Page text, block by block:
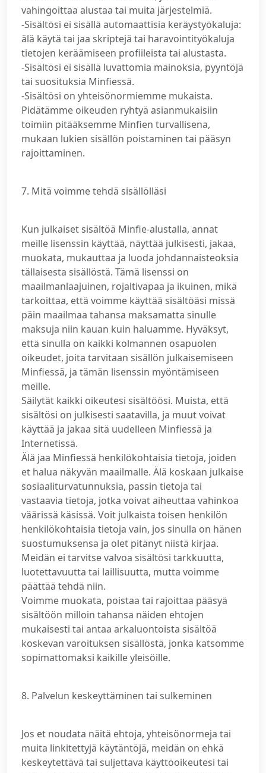
vahingoittaa alustaa tai muita järjestelmiä.
-Sisältösi ei sisällä automaattisia keräystyökaluja:
älä käytä tai jaa skriptejä tai haravointityökaluja
tietojen keräämiseen profiileista tai alustasta.
-Sisältösi ei sisällä luvattomia mainoksia, pyyntöjä
tai suosituksia Minfiessä.
-Sisältösi on yhteisönormiemme mukaista.
Pidätämme oikeuden ryhtyä asianmukaisiin
toimiin pitääksemme Minfien turvallisena,
mukaan lukien sisällön poistaminen tai pääsyn
rajoittaminen.
7. Mitä voimme tehdä sisällölläsi
Kun julkaiset sisältöä Minfie-alustalla, annat
meille lisenssin käyttää, näyttää julkisesti, jakaa,
muokata, mukauttaa ja luoda johdannaisteoksia
tällaisesta sisällöstä. Tämä lisenssi on
maailmanlaajuinen, rojaltivapaa ja ikuinen, mikä
tarkoittaa, että voimme käyttää sisältöäsi missä
päin maailmaa tahansa maksamatta sinulle
maksuja niin kauan kuin haluamme. Hyväksyt,
että sinulla on kaikki kolmannen osapuolen
oikeudet, joita tarvitaan sisällön julkaisemiseen
Minfiessä, ja tämän lisenssin myöntämiseen
meille.
Säilytät kaikki oikeutesi sisältöösi. Muista, että
sisältösi on julkisesti saatavilla, ja muut voivat
käyttää ja jakaa sitä uudelleen Minfiessä ja
Internetissä.
Älä jaa Minfiessä henkilökohtaisia tietoja, joiden
et halua näkyvän maailmalle. Älä koskaan julkaise
sosiaaliturvatunnuksia, passin tietoja tai
vastaavia tietoja, jotka voivat aiheuttaa vahinkoa
väärissä käsissä. Voit julkaista toisen henkilön
henkilökohtaisia tietoja vain, jos sinulla on hänen
suostumuksensa ja olet pitänyt niistä kirjaa.
Meidän ei tarvitse valvoa sisältösi tarkkuutta,
luotettavuutta tai laillisuutta, mutta voimme
päättää tehdä niin.
Voimme muokata, poistaa tai rajoittaa pääsyä
sisältöön milloin tahansa näiden ehtojen
mukaisesti tai antaa arkaluontoista sisältöä
koskevan varoituksen sisällöstä, jonka katsomme
sopimattomaksi kaikille yleisöille.
8. Palvelun keskeyttäminen tai sulkeminen
Jos et noudata näitä ehtoja, yhteisönormeja tai
muita linkitettyjä käytäntöjä, meidän on ehkä
keskeytettävä tai suljettava käyttöoikeutesi tai